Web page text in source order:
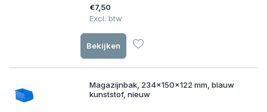
€7,50
Excl. btw
Bekijken
Magazijnbak, 234x150x122 mm, blauw
kunststof, nieuw